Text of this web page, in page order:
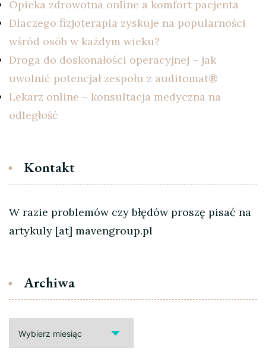
Opieka zdrowotna online a komfort pacjenta
Dlaczego fizjoterapia zyskuje na popularności
wśród osób w każdym wieku?
Droga do doskonałości operacyjnej – jak
uwolnić potencjał zespołu z auditomat®
Lekarz online – konsultacja medyczna na
odległość
Kontakt
W razie problemów czy błędów proszę pisać na
artykuly [at] mavengroup.pl
Archiwa